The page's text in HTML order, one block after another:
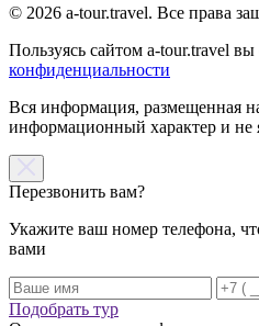
© 2026 a-tour.travel. Все права
Пользуясь сайтом a-tour.travel вы
конфиденциальности
Вся информация, размещенная
информационный характер и не
Перезвонить вам?
Укажите ваш номер телефона,
вами
Подобрать тур